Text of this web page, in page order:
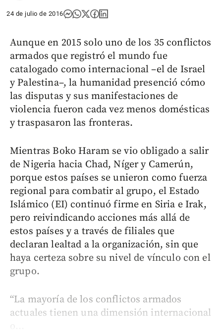
24 de julio de 2016
Aunque en 2015 solo uno de los 35 conflictos
armados que registró el mundo fue
catalogado como internacional –el de Israel
y Palestina–, la humanidad presenció cómo
las disputas y sus manifestaciones de
violencia fueron cada vez menos domésticas
y traspasaron las fronteras.
Mientras Boko Haram se vio obligado a salir
de Nigeria hacia Chad, Níger y Camerún,
porque estos países se unieron como fuerza
regional para combatir al grupo, el Estado
Islámico (EI) continuó firme en Siria e Irak,
pero reivindicando acciones más allá de
estos países y a través de filiales que
declaran lealtad a la organización, sin que
haya certeza sobre su nivel de vínculo con el
grupo.
“La mayoría de los conflictos armados
actuales tienen una dimensión internacional